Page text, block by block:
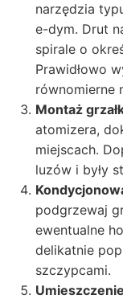
narzędzia
e-dym. Drut
spirale o
Prawidłowo
równomierne
Montaż
atomizera,
miejscach.
luzów i były
podgrzewaj
ewentualne
delikatnie
szczypcami.